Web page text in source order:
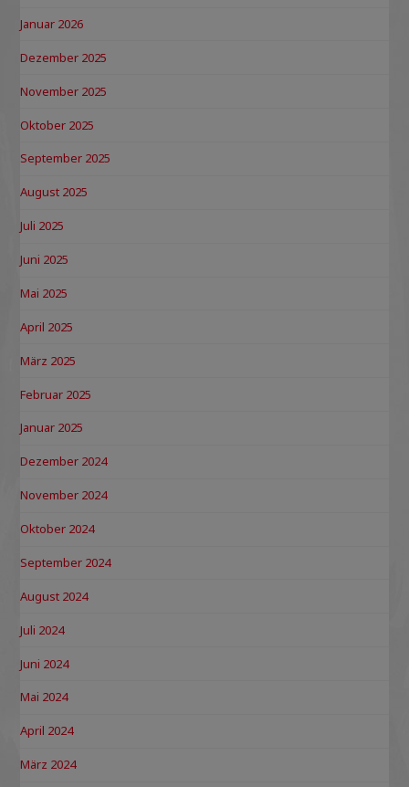
Januar 2026
Dezember 2025
November 2025
Oktober 2025
September 2025
August 2025
Juli 2025
Juni 2025
Mai 2025
April 2025
März 2025
Februar 2025
Januar 2025
Dezember 2024
November 2024
Oktober 2024
September 2024
August 2024
Juli 2024
Juni 2024
Mai 2024
April 2024
März 2024